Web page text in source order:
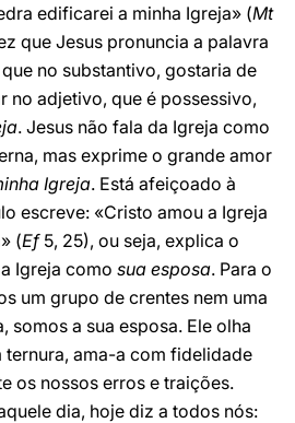
edificarei a minha Igreja» (Mt
que Jesus pronuncia a palavra
que no substantivo, gostaria de
no adjetivo, que é possessivo,
. Jesus não fala da Igreja como
mas exprime o grande amor
Igreja. Está afeiçoado à
escreve: «Cristo amou a Igreja
(Ef5, 25), ou seja, explica o
Igreja como sua esposa. Para o
um grupo de crentes nem uma
somos a sua esposa. Ele olha
ternura, ama-a com fidelidade
os nossos erros e traições.
dia, hoje diz a todos nós: